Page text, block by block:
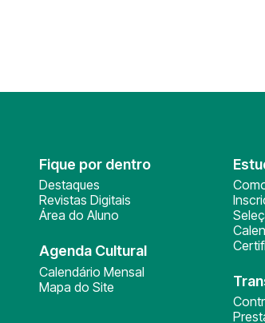
Fique por dentro
Destaques
Revistas Digitais
Área do Aluno
Agenda Cultural
Calendário Mensal
Mapa do Site